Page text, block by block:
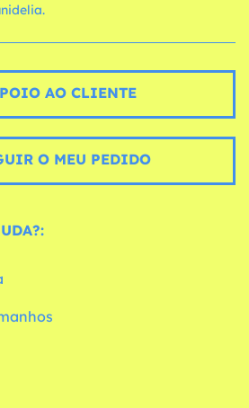
AO CLIENTE
O MEU PEDIDO